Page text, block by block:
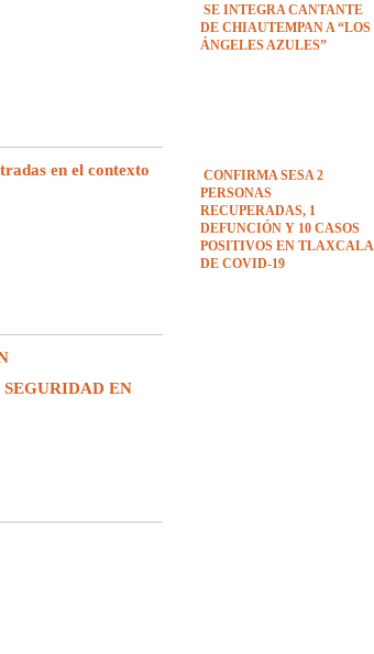
en el contexto
EN
SE INTEGRA CANTANTE
DE CHIAUTEMPAN A “LOS
ÁNGELES AZULES”
CONFIRMA SESA 2
PERSONAS
RECUPERADAS, 1
DEFUNCIÓN Y 10 CASOS
POSITIVOS EN TLAXCALA
DE COVID-19